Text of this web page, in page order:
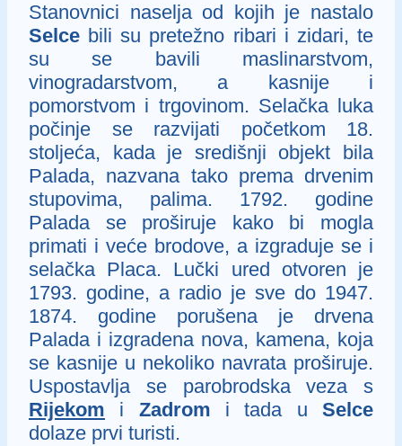
Stanovnici naselja od kojih je nastalo
Selce bili su pretežno ribari i zidari, te
su se bavili maslinarstvom,
vinogradarstvom, a kasnije i
pomorstvom i trgovinom. Selačka luka
počinje se razvijati početkom 18.
stoljeća, kada je središnji objekt bila
Palada, nazvana tako prema drvenim
stupovima, palima. 1792. godine
Palada se proširuje kako bi mogla
primati i veće brodove, a izgraduje se i
selačka Placa. Lučki ured otvoren je
1793. godine, a radio je sve do 1947.
1874. godine porušena je drvena
Palada i izgradena nova, kamena, koja
se kasnije u nekoliko navrata proširuje.
Uspostavlja se parobrodska veza s
Rijekom i Zadrom i tada uSelce
dolaze prvi turisti.